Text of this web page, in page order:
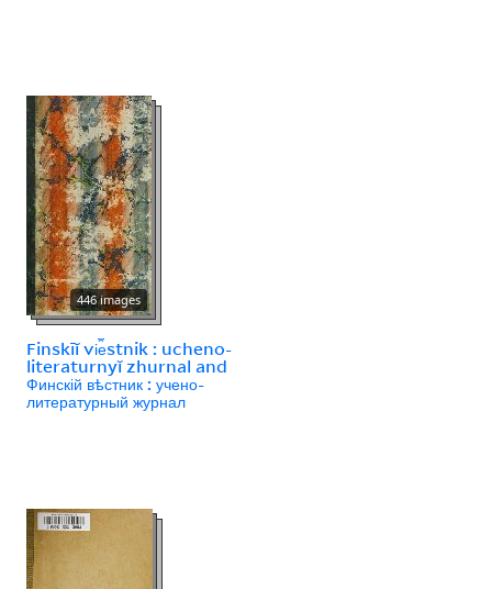
446 images
Finskīĭ vi︠e︡stnik : ucheno-
literaturnyĭ zhurnal and
Финскій вѣстник : учено-
литературный журнал